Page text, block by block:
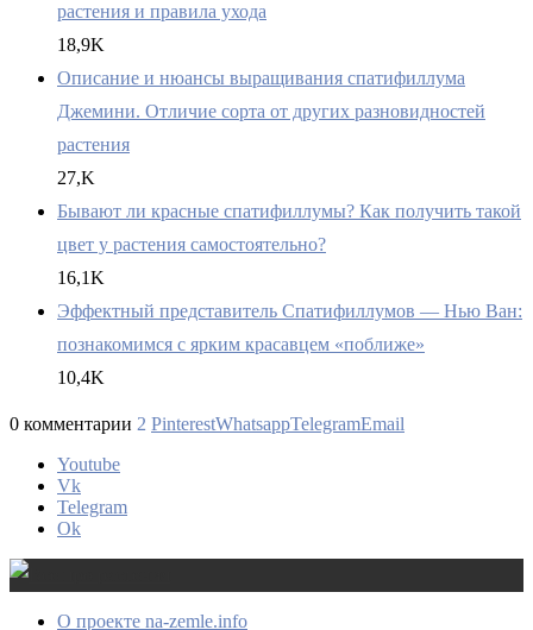
растения и правила ухода
18,9K
Описание и нюансы выращивания спатифиллума
Джемини. Отличие сорта от других разновидностей
растения
27,K
Бывают ли красные спатифиллумы? Как получить такой
цвет у растения самостоятельно?
16,1K
Эффектный представитель Спатифиллумов — Нью Ван:
познакомимся с ярким красавцем «поближе»
10,4K
0 комментарии 2 PinterestWhatsappTelegramEmail
Youtube
Vk
Telegram
Ok
О проекте na-zemle.info